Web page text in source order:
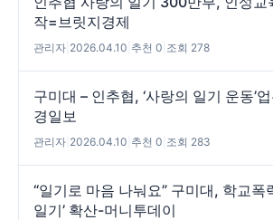
작=브릿지경제
관리자 2026.04.10 추천 0 조회 278
구미대 – 인추협, ‘사랑의 일기 운동’
경일보
관리자 2026.04.10 추천 0 조회 283
“일기로 마음 나눠요” 구미대, 학교폭
일기’ 확산-머니투데이